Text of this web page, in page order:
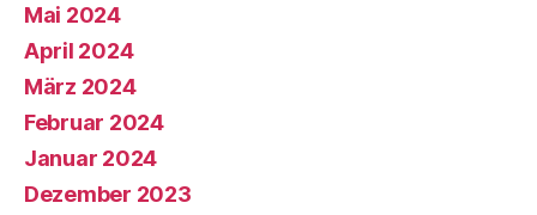
Mai 2024
April 2024
März 2024
Februar 2024
Januar 2024
Dezember 2023